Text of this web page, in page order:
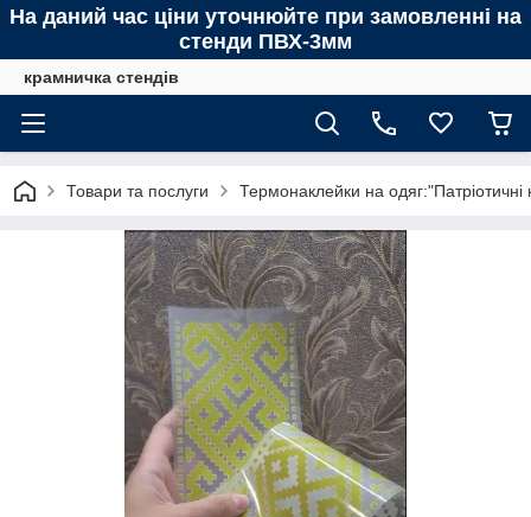
На даний час ціни уточнюйте при замовленні на
стенди ПВХ-3мм
крамничка стендів
Товари та послуги Термонаклейки на одяг:"Патріотичні